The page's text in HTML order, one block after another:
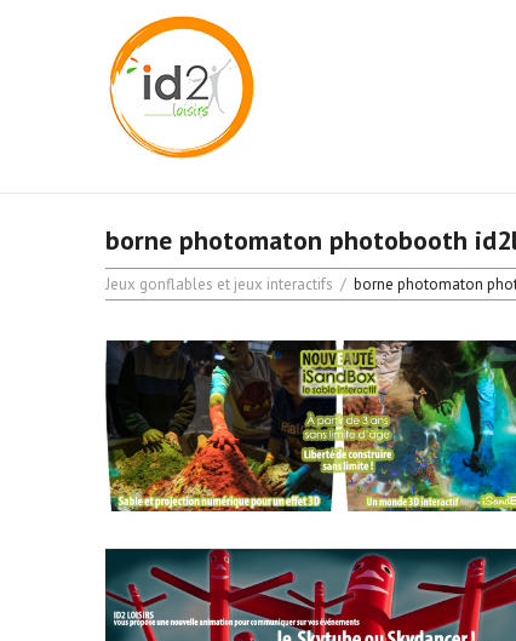
borne photomaton photobooth
Jeux gonflables et jeux interactifs borne photomaton